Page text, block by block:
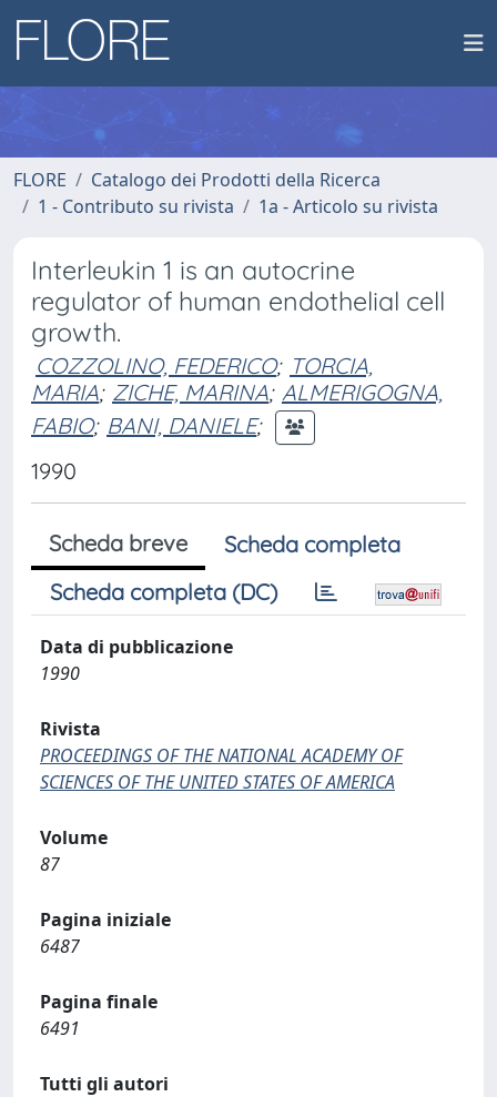
FLORE
Catalogo dei Prodotti della Ricerca
1 - Contributo su rivista
1a - Articolo su rivista
Interleukin 1 is an autocrine
regulator of human endothelial cell
growth.
COZZOLINO, FEDERICO; TORCIA,
MARIA; ZICHE, MARINA; ALMERIGOGNA,
FABIO; BANI, DANIELE;
1990
Scheda breve
Scheda completa
Scheda completa (DC)
Data di pubblicazione
1990
Rivista
PROCEEDINGS OF THE NATIONAL ACADEMY OF
SCIENCES OF THE UNITED STATES OF AMERICA
Volume
87
Pagina iniziale
6487
Pagina finale
6491
Tutti gli autori